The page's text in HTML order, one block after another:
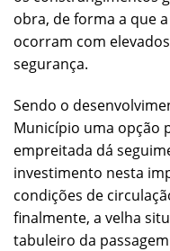
obra, de forma a que
ocorram com
segurança.
Sendo o
Município uma opção
empreitada dá
investimento nesta
condições de
finalmente, a velha
tabuleiro da